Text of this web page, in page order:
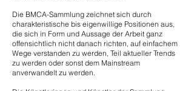
Die BMCA-Sammlung zeichnet sich durch
charakteristische bis eigenwillige Positionen aus,
die sich in Form und Aussage der Arbeit ganz
offensichtlich nicht danach richten, auf einfachem
Wege verstanden zu werden, Teil aktueller Trends
zu werden oder sonst dem Mainstream
anverwandelt zu werden.